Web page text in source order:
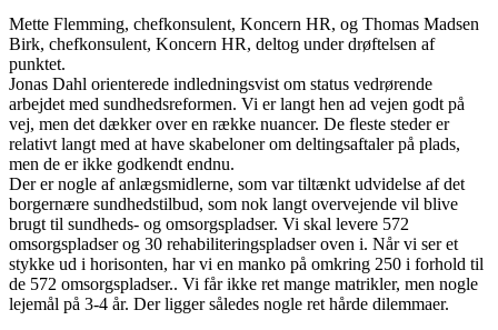
Mette Flemming, chefkonsulent, Koncern HR, og Thomas Madsen
Birk, chefkonsulent, Koncern HR, deltog under drøftelsen af
punktet.
Jonas Dahl orienterede indledningsvist om status vedrørende
arbejdet med sundhedsreformen. Vi er langt hen ad vejen godt på
vej, men det dækker over en række nuancer. De fleste steder er
relativt langt med at have skabeloner om deltingsaftaler på plads,
men de er ikke godkendt endnu.
Der er nogle af anlægsmidlerne, som var tiltænkt udvidelse af det
borgernære sundhedstilbud, som nok langt overvejende vil blive
brugt til sundheds- og omsorgspladser. Vi skal levere 572
omsorgspladser og 30 rehabiliteringspladser oven i. Når vi ser et
stykke ud i horisonten, har vi en manko på omkring 250 i forhold til
de 572 omsorgspladser.. Vi får ikke ret mange matrikler, men nogle
lejemål på 3-4 år. Der ligger således nogle ret hårde dilemmaer.